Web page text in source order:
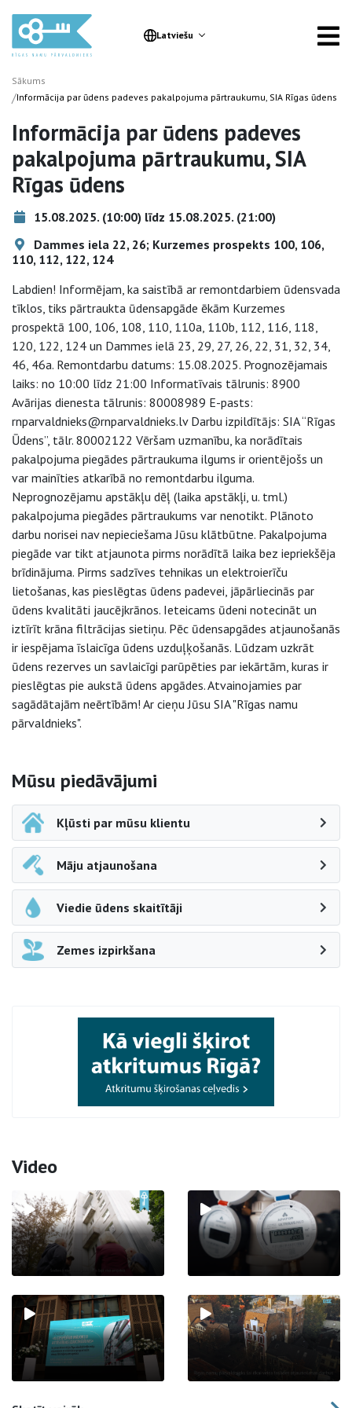
Latviešu
Sākums
/Informācija par ūdens padeves pakalpojuma pārtraukumu, SIA Rīgas ūdens
Informācija par ūdens padeves
pakalpojuma pārtraukumu, SIA
Rīgas ūdens
15.08.2025. (10:00) līdz 15.08.2025. (21:00)
Dammes iela 22, 26; Kurzemes prospekts 100, 106,
110, 112, 122, 124
Labdien! Informējam, ka saistībā ar remontdarbiem ūdensvada
tīklos, tiks pārtraukta ūdensapgāde ēkām Kurzemes
prospektā 100, 106, 108, 110, 110a, 110b, 112, 116, 118,
120, 122, 124 un Dammes ielā 23, 29, 27, 26, 22, 31, 32, 34,
46, 46a. Remontdarbu datums: 15.08.2025. Prognozējamais
laiks: no 10:00 līdz 21:00 Informatīvais tālrunis: 8900
Avārijas dienesta tālrunis: 80008989 E-pasts:
rnparvaldnieks@rnparvaldnieks.lv Darbu izpildītājs: SIA “Rīgas
Ūdens”, tālr. 80002122 Vēršam uzmanību, ka norādītais
pakalpojuma piegādes pārtraukuma ilgums ir orientējošs un
var mainīties atkarībā no remontdarbu ilguma.
Neprognozējamu apstākļu dēļ (laika apstākļi, u. tml.)
pakalpojuma piegādes pārtraukums var nenotikt. Plānoto
darbu norisei nav nepieciešama Jūsu klātbūtne. Pakalpojuma
piegāde var tikt atjaunota pirms norādītā laika bez iepriekšēja
brīdinājuma. Pirms sadzīves tehnikas un elektroierīču
lietošanas, kas pieslēgtas ūdens padevei, jāpārliecinās par
ūdens kvalitāti jaucējkrānos. Ieteicams ūdeni notecināt un
iztīrīt krāna filtrācijas sietiņu. Pēc ūdensapgādes atjaunošanās
ir iespējama īslaicīga ūdens uzduļķošanās. Lūdzam uzkrāt
ūdens rezerves un savlaicīgi parūpēties par iekārtām, kuras ir
pieslēgtas pie aukstā ūdens apgādes. Atvainojamies par
sagādātajām neērtībām! Ar cieņu Jūsu SIA "Rīgas namu
pārvaldnieks".
Sāna navigācija
Mūsu piedāvājumi
Kļūsti par mūsu klientu
Māju atjaunošana
Viedie ūdens skaitītāji
Zemes izpirkšana
Video